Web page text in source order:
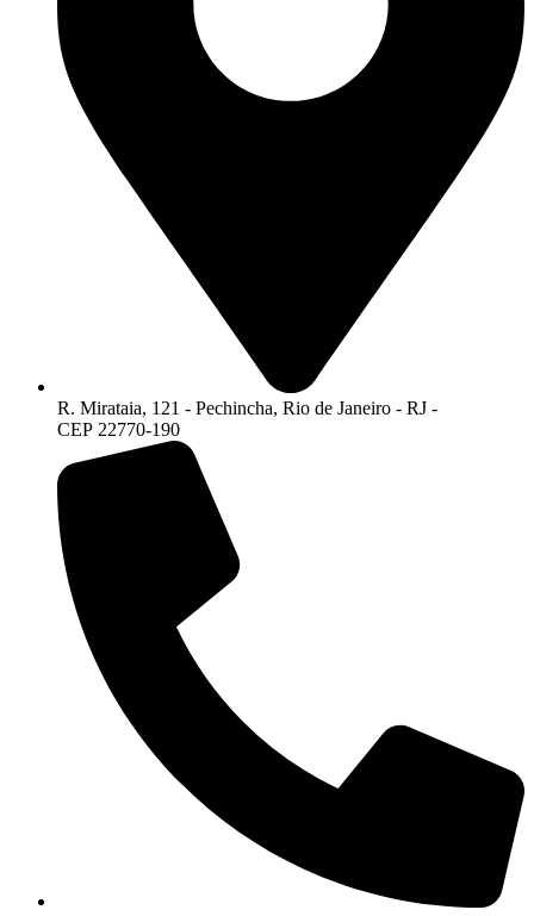
R. Mirataia, 121 - Pechincha, Rio de Janeiro - RJ -
CEP 22770-190